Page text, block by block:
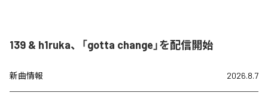
139 & h1ruka、「gotta change」を配信開始
新曲情報 2026.8.7